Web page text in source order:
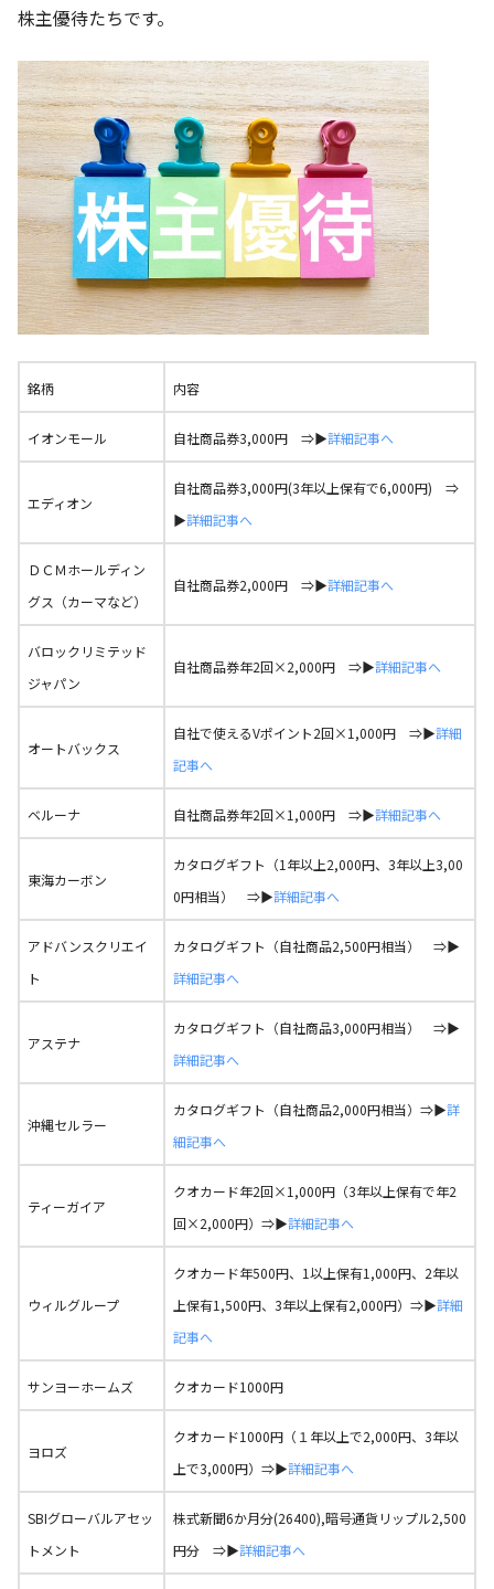
株主優待たちです。
銘柄 内容
イオンモール 自社商品券3,000円 ⇒▶詳細記事へ
エディオン
自社商品券3,000円(3年以上保有で6,000円) ⇒
▶詳細記事へ
ＤＣＭホールディン
グス（カーマなど）
自社商品券2,000円 ⇒▶詳細記事へ
バロックリミテッド
ジャパン
自社商品券年2回×2,000円 ⇒▶詳細記事へ
オートバックス
自社で使えるVポイント2回×1,000円 ⇒▶詳細
記事へ
ベルーナ 自社商品券年2回×1,000円 ⇒▶詳細記事へ
東海カーボン
カタログギフト（1年以上2,000円、3年以上3,00
0円相当） ⇒▶詳細記事へ
アドバンスクリエイ
ト
カタログギフト（自社商品2,500円相当） ⇒▶
詳細記事へ
アステナ
カタログギフト（自社商品3,000円相当） ⇒▶
詳細記事へ
沖縄セルラー
カタログギフト（自社商品2,000円相当）⇒▶詳
細記事へ
ティーガイア
クオカード年2回×1,000円（3年以上保有で年2
回×2,000円）⇒▶詳細記事へ
ウィルグループ
クオカード年500円、1以上保有1,000円、2年以
上保有1,500円、3年以上保有2,000円）⇒▶詳細
記事へ
サンヨーホームズ クオカード1000円
ヨロズ
クオカード1000円（１年以上で2,000円、3年以
上で3,000円）⇒▶詳細記事へ
SBIグローバルアセッ
トメント
株式新聞6か月分(26400),暗号通貨リップル2,500
円分 ⇒▶詳細記事へ